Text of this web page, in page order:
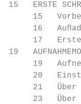
15   ERSTE
15
16
17
19
19
20
21   Über
23   Über